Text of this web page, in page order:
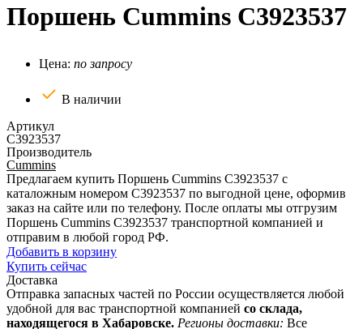
Поршень Cummins C3923537
Цена: по запросу
В наличии
Артикул
C3923537
Производитель
Cummins
Предлагаем купить Поршень Cummins C3923537 с
каталожным номером C3923537 по выгодной цене, оформив
заказ на сайте или по телефону. После оплаты мы отгрузим
Поршень Cummins C3923537 транспортной компанией и
отправим в любой город РФ.
Добавить в корзину
Купить сейчас
Доставка
Отправка запасных частей по России осуществляется любой
удобной для вас транспортной компанией со склада,
находящегося в Хабаровске. Регионы доставки: Все